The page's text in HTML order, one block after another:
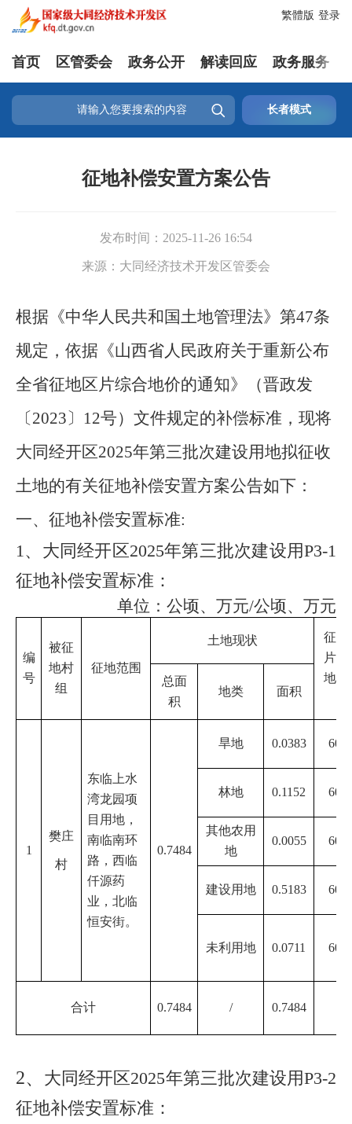
登录
繁體版
首页 区管委会 政务公开 解读回应 政务服务
 长者模式
征地补偿安置方案公告
发布时间： 2025-11-26 16:54
来源： 大同经济技术开发区管委会
根据《中华人民共和国土地管理法》第47条
规定， 依据《山西省人民政府关于重新公布
全省征地区片综合地价的通知》（晋政发
〔2023〕12号）文件规定的补偿标准， 现将
大同经开区2025年第三批次建设用地拟征收
土地的有关征地补偿安置方案公告如下：
一、 征地补偿安置标准:
1、大同经开区2025年第三批次建设用P3-1
征地补偿安置标准：
单位：公顷、万元/公顷、万元
编
号
被征
地村
组
征地范围
土地现状
征地
片综
地价
总面
积
地类 面积
1
樊庄
村
东临上水
湾龙园项
目用地 ，
南临南环
路 ，西临
仟源药
业 ，北临
恒安街。
0.7484
旱地 0.0383
林地 0.1152
其他农用
地
0.0055
建设用地 0.5183
未利用地 0.0711
合计 0.7484 / 0.7484
2、 大同经开区2025年第三批次建设用P3-2
征地补偿安置标准：